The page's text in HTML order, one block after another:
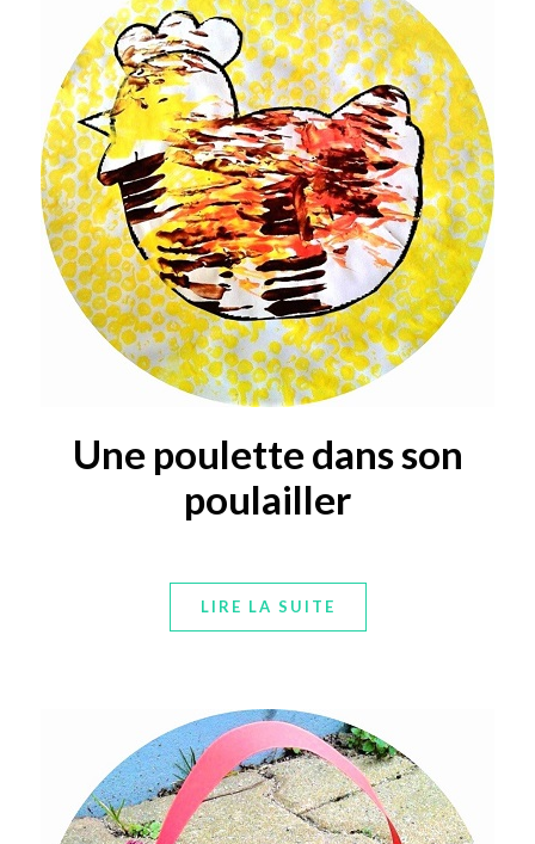
Une poulette dans son
poulailler
LIRE LA SUITE